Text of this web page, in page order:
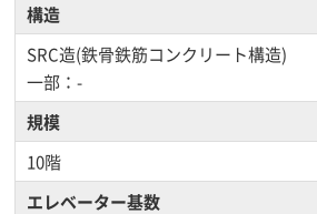
構造
SRC造(鉄骨鉄筋コンクリート構造)
一部：-
規模
10階
エレベーター基数